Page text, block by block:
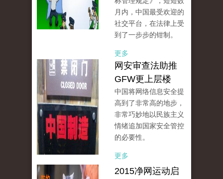
月内，中国最受欢迎的
社交平台，在法律上受
到了一步步的钳制。
更多
网安审查法助推
GFW更上层楼
中国将网络信息安全提
高到了非常高的地步，
非常巧妙地以民族主义
情绪追加国家安全管控
的必要性。
更多
2015净网运动启